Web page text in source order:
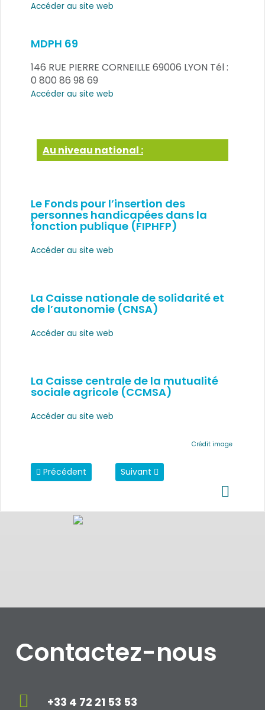
Accéder au site web
MDPH 69
146 RUE PIERRE CORNEILLE 69006 LYON Tél :
0 800 86 98 69
Accéder au site web
Au niveau national :
Le Fonds pour l’insertion des
personnes handicapées dans la
fonction publique (FIPHFP)
Accéder au site web
La Caisse nationale de solidarité et
de l’autonomie (CNSA)
Accéder au site web
La Caisse centrale de la mutualité
sociale agricole (CCMSA)
Accéder au site web
Crédit image
Article précédent : Conversez avec nous !
Précédent Article suivant : Mentions RGPD
Suivant
Contactez-nous
+33 4 72 21 53 53